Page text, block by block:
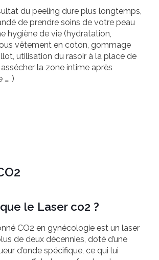
du peeling dure plus longtemps,
de prendre soins de votre peau
hygiène de vie (hydratation,
vêtement en coton, gommage
utilisation du rasoir à la place de
la zone intime après
…. )
le Laser co2 ?
CO2 en gynécologie est un laser
de deux décennies, doté d’une
d’onde spécifique, ce qui lui